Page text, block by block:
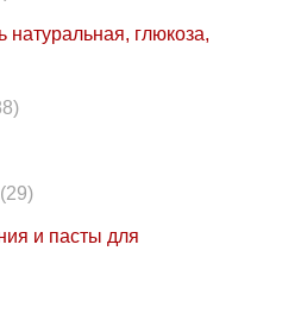
натуральная, глюкоза,
(29)
и пасты для